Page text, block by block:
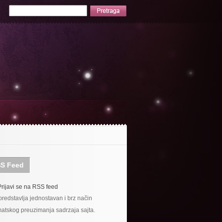
Feed
se na RSS feed
jednostavan i brz način
preuzimanja sadrzaja sajta.